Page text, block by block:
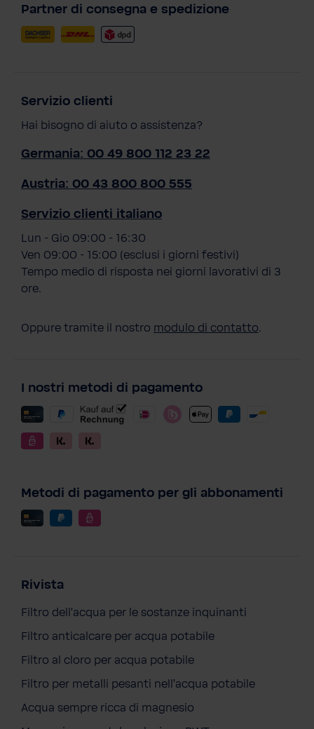
Windhager Sneaker
79,90 € Prezzi incl. IVA più costi di spedizione
Partner di consegna e spedizione
Servizio clienti
Hai bisogno di aiuto o assistenza?
Germania: 00 49 800 112 23 22
Austria: 00 43 800 800 555
Servizio clienti italiano
Lun - Gio 09:00 - 16:30
Ven 09:00 - 15:00 (esclusi i giorni festivi)
Tempo medio di risposta nei giorni lavorativi di 3
ore.
Oppure tramite il nostro modulo di contatto.
I nostri metodi di pagamento
Metodi di pagamento per gli abbonamenti
Rivista
Filtro dell'acqua per le sostanze inquinanti
Filtro anticalcare per acqua potabile
Filtro al cloro per acqua potabile
Filtro per metalli pesanti nell'acqua potabile
Acqua sempre ricca di magnesio